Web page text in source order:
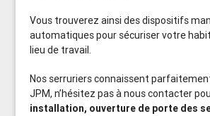
Vous trouverez ainsi des dispositifs
automatiques pour sécuriser votre
lieu de travail.
Nos serruriers connaissent
JPM, n’hésitez pas à nous contacter
installation, ouverture de porte des